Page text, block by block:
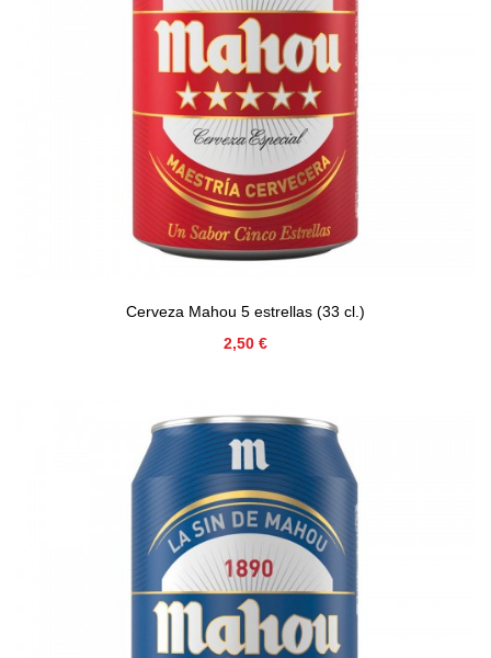
Cerveza Mahou 5 estrellas (33 cl.)
Precio
2,50 €